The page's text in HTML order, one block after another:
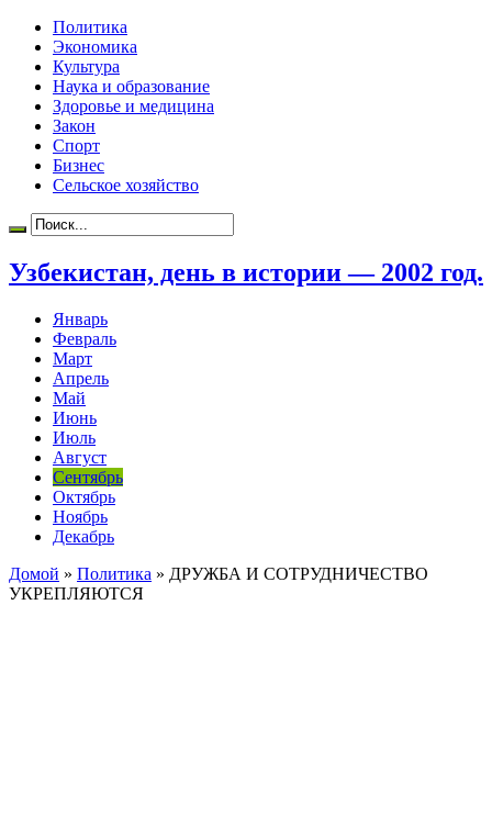
Политика
Экономика
Культура
Наука и образование
Здоровье и медицина
Закон
Спорт
Бизнес
Сельское хозяйство
Узбекистан, день в истории — 2002 год.
Январь
Февраль
Март
Апрель
Май
Июнь
Июль
Август
Сентябрь
Октябрь
Ноябрь
Декабрь
Домой » Политика » ДРУЖБА И СОТРУДНИЧЕСТВО
УКРЕПЛЯЮТСЯ